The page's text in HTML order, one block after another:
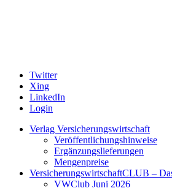
Twitter
Xing
LinkedIn
Login
Verlag Versicherungswirtschaft
Veröffentlichungshinweise
Ergänzungslieferungen
Mengenpreise
VersicherungswirtschaftCLUB –
VWClub Juni 2026